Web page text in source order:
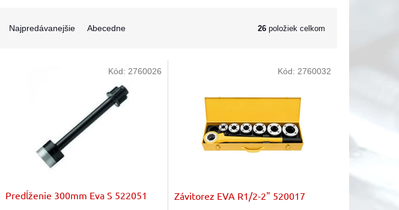
Najpredávanejšie Abecedne 26 položiek celkom
Predĺženie 300mm Eva S 522051
Kód: 2760026
Závitorez EVA R1/2-2" 520017
Kód: 2760032